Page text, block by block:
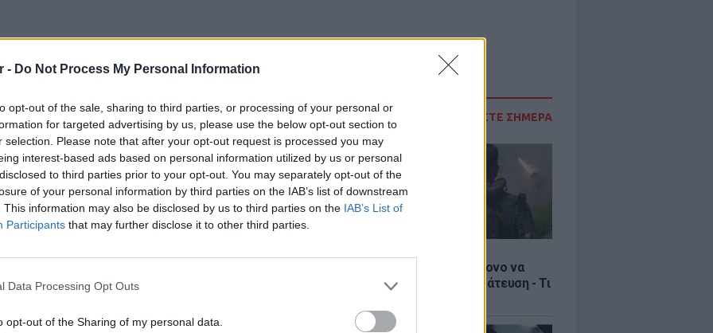
- Do Not Process My Personal Information
opt-out of the sale, sharing to third parties, or processing of your personal or
for targeted advertising by us, please use the below opt-out section to
selection. Please note that after your opt-out request is processed you may
interest-based ads based on personal information utilized by us or personal
to third parties prior to your opt-out. You may separately opt-out of the
of your personal information by third parties on the IAB’s list of downstream
This information may also be disclosed by us to third parties on the IAB’s List of
Participants that may further disclose it to other third parties.
Data Processing Opt Outs
opt-out of the Sharing of my personal data.
ΔΙΑΒΑΣΤΕ ΣΗΜΕΡΑ
Ουκρανία: Βίντεο σοκ με 19χρονο να
οδηγείται με τη βία για επιστράτευση - Τι
ότι οι γιατροί μείωσαν τη
της να ξυπνήσει για λίγο από το
ήταν
της, ενώ αμέσως ρώτησε αν είναι